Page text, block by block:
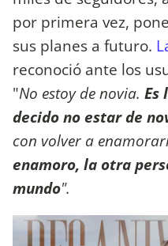
por primera vez,
sus planes a futuro.
reconoció ante los
"No estoy de novia. Es
decido no estar de
con volver a
enamoro, la otra
mundo".